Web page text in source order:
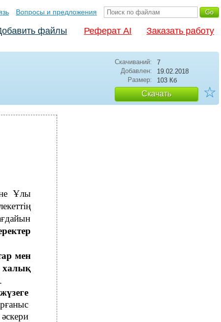
Вопросы и предложения
файлы Реферат AI Заказать работу
Скачиваний:
7
Добавлен:
19.02.2018
Размер:
103 Кб
Скачать ☆
Ұлы
мен
халық